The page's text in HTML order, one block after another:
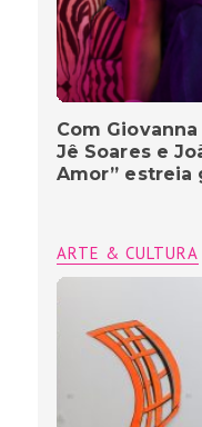
Com
Jê Soares e
Amor” estreia
ARTE & CULTURA